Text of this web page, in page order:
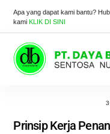
Apa yang dapat kami bantu?
kamiKLIK DI SINI
Prinsip Kerja